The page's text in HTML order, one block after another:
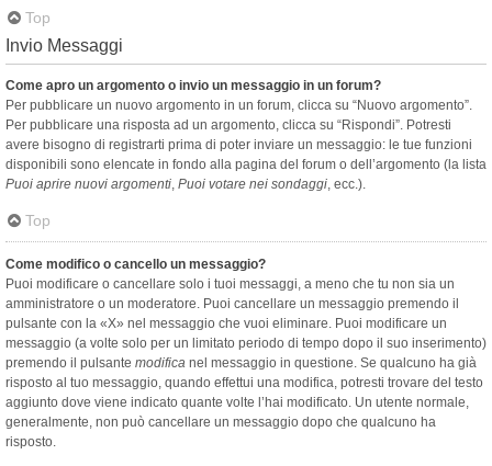
Top
Invio Messaggi
Come apro un argomento o invio un messaggio in un forum?
Per pubblicare un nuovo argomento in un forum, clicca su “Nuovo argomento”.
Per pubblicare una risposta ad un argomento, clicca su “Rispondi”. Potresti
avere bisogno di registrarti prima di poter inviare un messaggio: le tue funzioni
disponibili sono elencate in fondo alla pagina del forum o dell’argomento (la lista
Puoi aprire nuovi argomenti, Puoi votare nei sondaggi, ecc.).
Top
Come modifico o cancello un messaggio?
Puoi modificare o cancellare solo i tuoi messaggi, a meno che tu non sia un
amministratore o un moderatore. Puoi cancellare un messaggio premendo il
pulsante con la «X» nel messaggio che vuoi eliminare. Puoi modificare un
messaggio (a volte solo per un limitato periodo di tempo dopo il suo inserimento)
premendo il pulsante modifica nel messaggio in questione. Se qualcuno ha già
risposto al tuo messaggio, quando effettui una modifica, potresti trovare del testo
aggiunto dove viene indicato quante volte l’hai modificato. Un utente normale,
generalmente, non può cancellare un messaggio dopo che qualcuno ha
risposto.